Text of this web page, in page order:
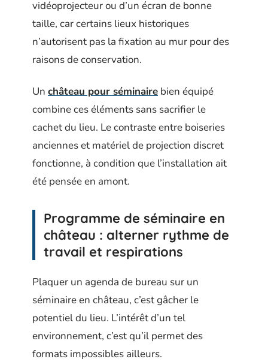
vidéoprojecteur ou d’un écran de bonne
taille, car certains lieux historiques
n’autorisent pas la fixation au mur pour des
raisons de conservation.
Un château pour séminaire bien équipé
combine ces éléments sans sacrifier le
cachet du lieu. Le contraste entre boiseries
anciennes et matériel de projection discret
fonctionne, à condition que l’installation ait
été pensée en amont.
Programme de séminaire en
château : alterner rythme de
travail et respirations
Plaquer un agenda de bureau sur un
séminaire en château, c’est gâcher le
potentiel du lieu. L’intérêt d’un tel
environnement, c’est qu’il permet des
formats impossibles ailleurs.